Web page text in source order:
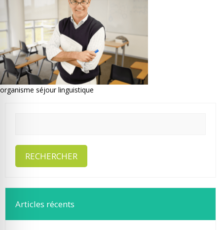
organisme séjour linguistique
Articles récents